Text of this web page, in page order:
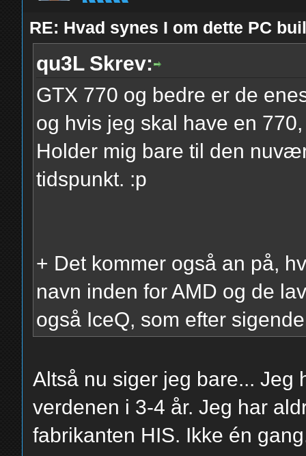
RE: Hvad synes I om dette PC
qu3L Skrev:
GTX 770 og bedre er de
og hvis jeg skal have en
Holder mig bare til den
tidspunkt. :p
+ Det kommer også an på,
navn inden for AMD og de
også IceQ, som efter
Altså nu siger jeg bare...
verdenen i 3-4 år. Jeg har
fabrikanten HIS. Ikke én